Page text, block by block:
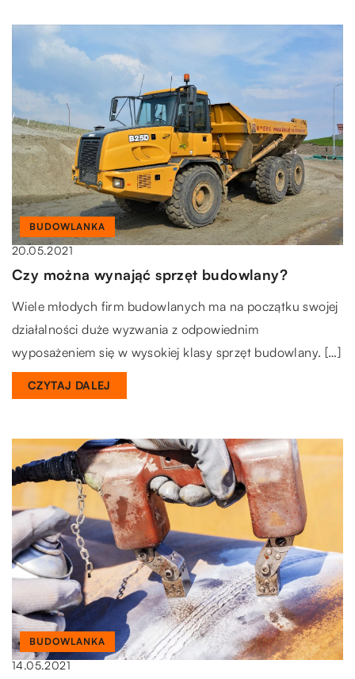
BUDOWLANKA
20.05.2021
Czy można wynająć sprzęt budowlany?
Wiele młodych firm budowlanych ma na początku swojej
działalności duże wyzwania z odpowiednim
wyposażeniem się w wysokiej klasy sprzęt budowlany. […]
CZYTAJ DALEJ
BUDOWLANKA
14.05.2021